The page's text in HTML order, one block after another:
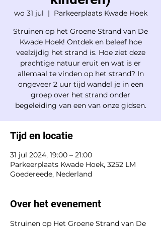
wo 31 jul
  |
Parkeerplaats Kwade Hoek
Struinen op het Groene Strand van De
Kwade Hoek! Ontdek en beleef hoe
veelzijdig het strand is. Hoe ziet deze
prachtige natuur eruit en wat is er
allemaal te vinden op het strand? In
ongeveer 2 uur tijd wandel je in een
groep over het strand onder
begeleiding van een van onze gidsen.
Tijd en locatie
31 jul 2024, 19:00 – 21:00
Parkeerplaats Kwade Hoek, 3252 LM
Goedereede, Nederland
Over het evenement
Struinen op Het Groene Strand van De